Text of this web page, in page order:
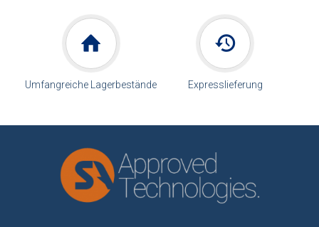
Umfangreiche Lagerbestände Expresslieferung